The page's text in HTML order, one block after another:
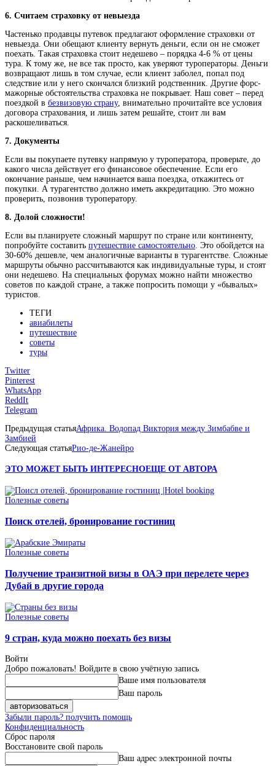
6. Считаем страховку от невыезда
Частенько продавцы путевок предлагают оформление страховки от
невыезда. Они обещают клиенту вернуть деньги, если он не сможет
поехать. Такая страховка стоит недешево – порядка 4-6 % от цены
тура. К тому же, не все так просто, как уверяют туроператоры. Деньги
возвращают лишь в том случае, если клиент заболел, попал под
следствие или у него скончался близкий родственник. Другие форс-
мажорные обстоятельства страховка не покрывает. Наш совет – перед
поездкой в безвизовую страну, внимательно прочитайте все условия
договора страхования, и лишь затем решайте, стоит ли вам
раскошеливаться.
7. Документы
Если вы покупаете путевку напрямую у туроператора, проверьте, до
какого числа действует его финансовое обеспечение. Если его
окончание раньше, чем начинается ваша поездка, откажитесь от
покупки. А турагентство должно иметь аккредитацию. Это можно
проверить, позвонив туроператору.
8. Долой сложности!
Если вы планируете сложный маршрут по стране или континенту,
попробуйте составить путешествие самостоятельно . Это обойдется на
30-60% дешевле, чем аналогичные варианты в турагентстве. Сложные
маршруты обычно рассчитываются как индивидуальные туры, и стоят
они недешево. На специальных форумах можно найти множество
советов по каждой стране, а также попросить помощи у «бывалых»
туристов.
ТЕГИ
авиабилеты
путешествие
советы
туры
Twitter
Pinterest
WhatsApp
ReddIt
Telegram
Предыдущая статьяАфрика. Водопад Виктория между Зимбабве и
Замбией
Следующая статьяРио-де-Жанейро
ЭТО МОЖЕТ БЫТЬ ИНТЕРЕСНОЕЩЕ ОТ АВТОРА
Полезные советы
Поиск отелей, бронирование гостиниц
Полезные советы
Получение транзитной визы в ОАЭ при перелете через
Дубай в другие города
Полезные советы
9 стран, куда можно поехать без визы
Войти
Добро пожаловать! Войдите в свою учётную запись
Ваше имя пользователя
Ваш пароль
Забыли пароль? получить помощь
Конфиденциальность
Сброс пароля
Восстановите свой пароль
Ваш адрес электронной почты